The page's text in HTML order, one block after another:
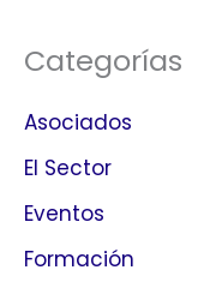
Categorías
Asociados
El Sector
Eventos
Formación